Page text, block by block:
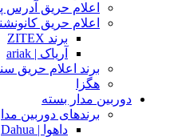
اعلام حریق آدرس
اعلام حریق
برند ZITEX
آریاک | ariak
برند اعلام حریق
هگزا
دوربین مدار بسته
برندهای دوربین
داهوا | Dahua